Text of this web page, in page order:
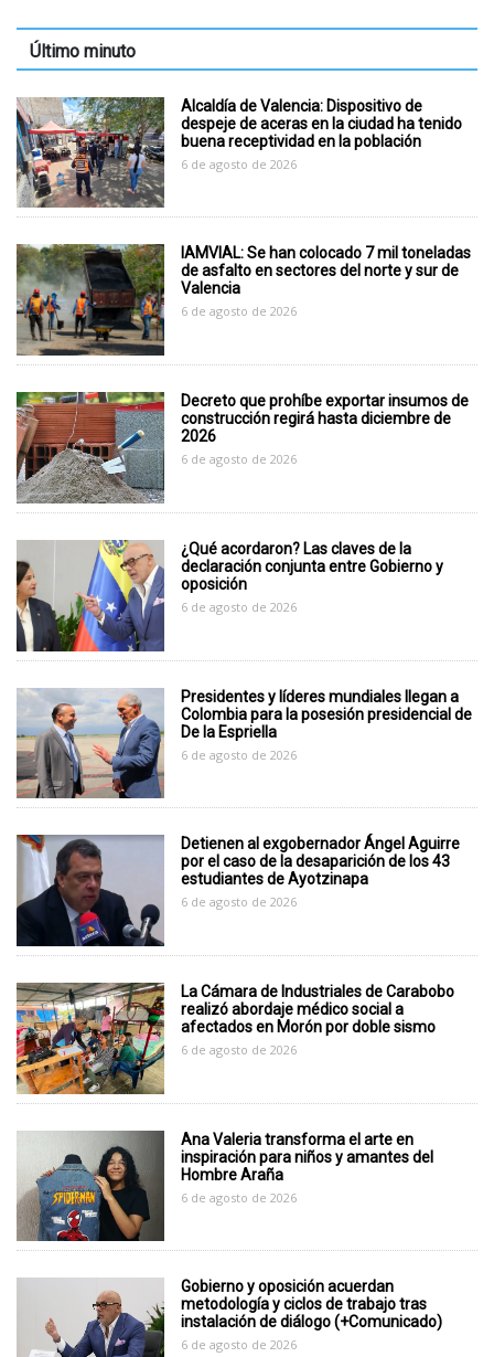
Último minuto
Alcaldía de Valencia: Dispositivo de
despeje de aceras en la ciudad ha tenido
buena receptividad en la población
6 de agosto de 2026
IAMVIAL: Se han colocado 7 mil toneladas
de asfalto en sectores del norte y sur de
Valencia
6 de agosto de 2026
Decreto que prohíbe exportar insumos de
construcción regirá hasta diciembre de
2026
6 de agosto de 2026
¿Qué acordaron? Las claves de la
declaración conjunta entre Gobierno y
oposición
6 de agosto de 2026
Presidentes y líderes mundiales llegan a
Colombia para la posesión presidencial de
De la Espriella
6 de agosto de 2026
Detienen al exgobernador Ángel Aguirre
por el caso de la desaparición de los 43
estudiantes de Ayotzinapa
6 de agosto de 2026
La Cámara de Industriales de Carabobo
realizó abordaje médico social a
afectados en Morón por doble sismo
6 de agosto de 2026
Ana Valeria transforma el arte en
inspiración para niños y amantes del
Hombre Araña
6 de agosto de 2026
Gobierno y oposición acuerdan
metodología y ciclos de trabajo tras
instalación de diálogo (+Comunicado)
6 de agosto de 2026